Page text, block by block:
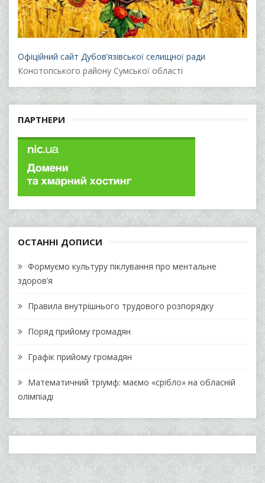
Офіційний сайт Дубов’язівської селищної ради
Конотопського району Сумської області
ПАРТНЕРИ
ОСТАННІ ДОПИСИ
Формуємо культуру піклування про ментальне
здоров’я
Правила внутрішнього трудового розпорядку
Поряд прийому громадян
Графік прийому громадян
Математичний тріумф: маємо «срібло» на обласній
олімпіаді